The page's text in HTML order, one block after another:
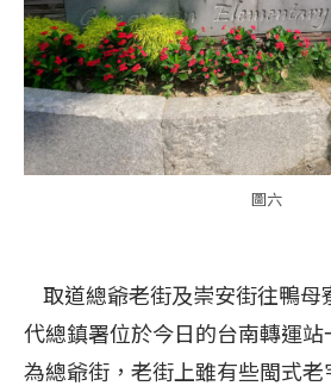
圖六
取道總爺老街及崇安街往鴨母
代總鎮署位於今日的台南轉運
為總爺街，老街上雖有些閩式